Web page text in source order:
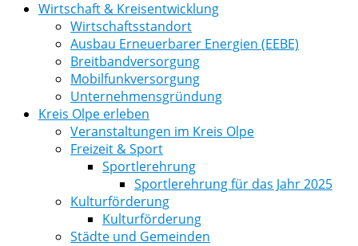
Wirtschaft & Kreisentwicklung
Wirtschaftsstandort
Ausbau Erneuerbarer Energien (EEBE)
Breitbandversorgung
Mobilfunkversorgung
Unternehmensgründung
Kreis Olpe erleben
Veranstaltungen im Kreis Olpe
Freizeit & Sport
Sportlerehrung
Sportlerehrung für das Jahr 2025
Kulturförderung
Kulturförderung
Städte und Gemeinden